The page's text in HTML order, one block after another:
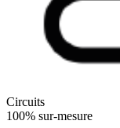
Circuits
100% sur-mesure